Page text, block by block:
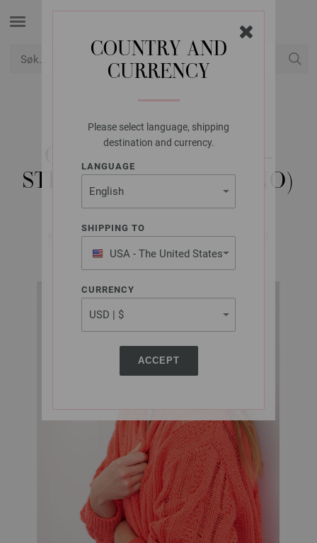
COUNTRY AND
CURRENCY
Please select language, shipping
destination and currency.
LANGUAGE
SHIPPING TO
USA - The United States
of America
CURRENCY
ACCEPT
LANA GROSSA
CARDIGAN SOTTILE -
STRIKKEOPPSKRIFT (NO)
FILATI No. 67 (Frühjahr/Sommer 2024) | Modell 53